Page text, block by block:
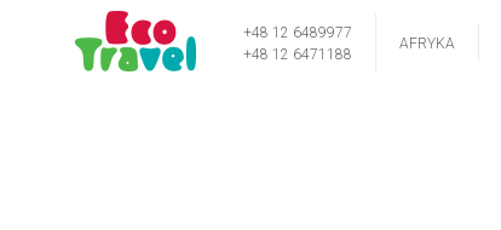
+48 12 6489977
+48 12 6471188
AFRYKA